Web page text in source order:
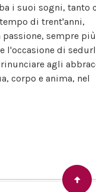
i suoi sogni, tanto
di trent'anni,
sempre più
l'occasione di
agli
corpo e anima, nel